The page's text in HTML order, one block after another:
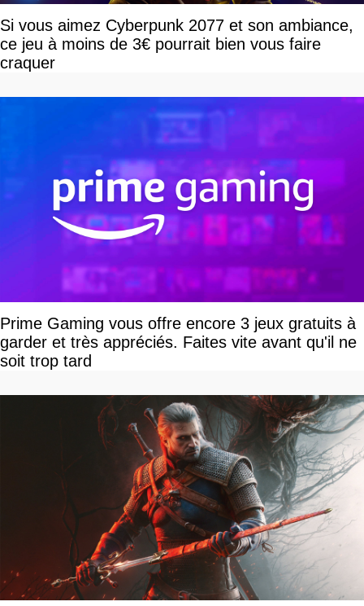
Si vous aimez Cyberpunk 2077 et son ambiance,
ce jeu à moins de 3€ pourrait bien vous faire
craquer
Prime Gaming vous offre encore 3 jeux gratuits à
garder et très appréciés. Faites vite avant qu'il ne
soit trop tard